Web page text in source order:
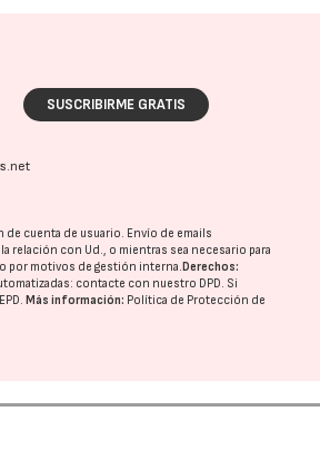
SUSCRIBIRME GRATIS
cuenta de usuario. Envío de emails
relación con Ud., o mientras sea necesario para
por motivos de gestión interna. Derechos:
contacte con nuestro DPD. Si
. Más información: Política de Protección de